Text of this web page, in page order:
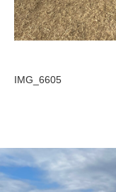
IMG_6605